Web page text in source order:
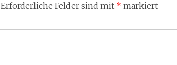
Erforderliche Felder sind mit * markiert